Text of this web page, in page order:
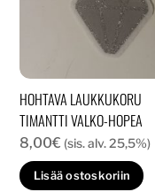
HOHTAVA LAUKKUKORU
TIMANTTI VALKO-HOPEA
8,00€ (sis. alv. 25,5%)
Lisää ostoskoriin